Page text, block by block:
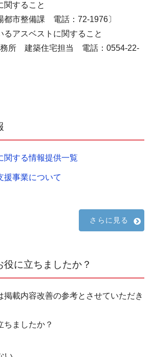
関すること
都市整備課 電話：72-1976〕
るアスベストに関すること
務所 建築住宅担当 電話：0554-22-
関する情報提供一覧
援事業について
さらに見る
役に立ちましたか？
掲載内容改善の参考とさせていただき
ちましたか？